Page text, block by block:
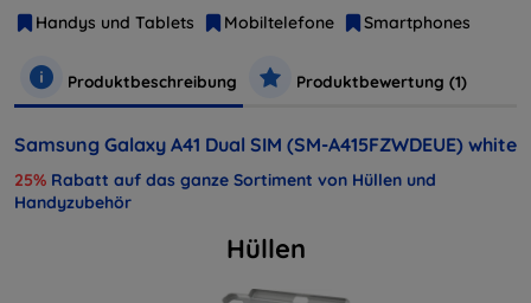
Handys und Tablets
Mobiltelefone Smartphones
Produktbeschreibung Produktbewertung (1)
Samsung Galaxy A41 Dual SIM (SM-A415FZWDEUE) white
25% Rabatt auf das ganze Sortiment von Hüllen und
Handyzubehör
Hüllen